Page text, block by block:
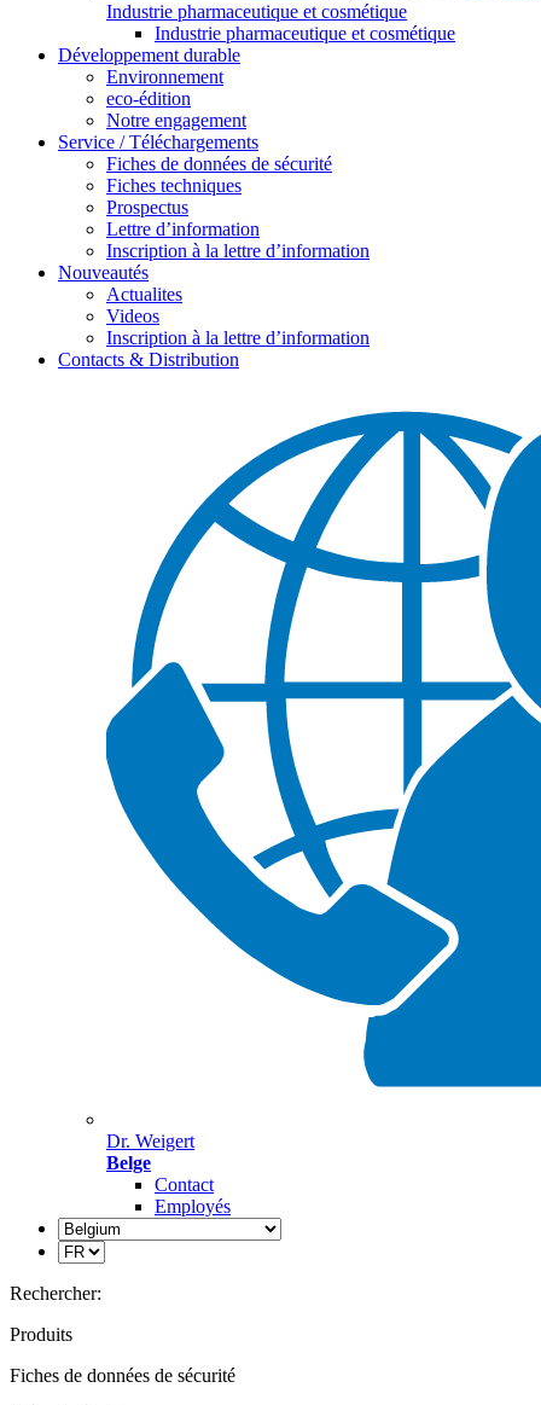
Industrie pharmaceutique et cosmétique
Industrie pharmaceutique et cosmétique
Développement durable
Environnement
eco-édition
Notre engagement
Service / Téléchargements
Fiches de données de sécurité
Fiches techniques
Prospectus
Lettre d’information
Inscription à la lettre d’information
Nouveautés
Actualites
Videos
Inscription à la lettre d’information
Contacts & Distribution
Dr. Weigert
Belge
Contact
Employés
Rechercher:
Produits
Fiches de données de sécurité